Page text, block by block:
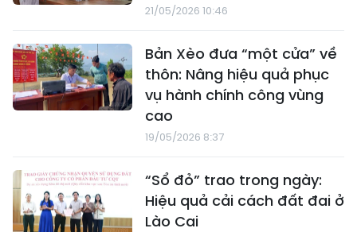
21/05/2026 10:46
Bản Xèo đưa “một cửa” về
thôn: Nâng hiệu quả phục
vụ hành chính công vùng
cao
19/05/2026 8:37
“Sổ đỏ” trao trong ngày:
Hiệu quả cải cách đất đai ở
Lào Cai